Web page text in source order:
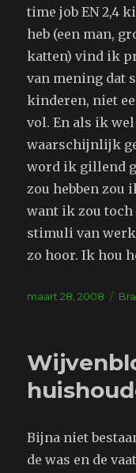
time job EN 2,4
heb (een man,
katten) vind ik
van mening dat
kinderen, niet
vol. En als ik
waarschijnlijk
word ik gillend
zou hebben zou
want ik zou toch
stimuli van
zo hoor. Ik hou
Geplaatst
maart 28, 2008
Bijna niet
de was en de